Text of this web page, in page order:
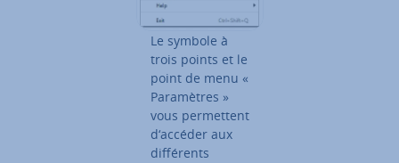
Le symbole à
trois points et le
point de menu «
Pa­ra­mètres »
vous per­met­tent
d‘accéder aux
dif­fé­rents